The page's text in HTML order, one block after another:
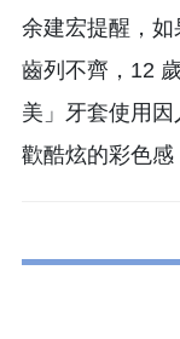
余建宏提醒，
齒列不齊，12
美」牙套使用
歡酷炫的彩色感